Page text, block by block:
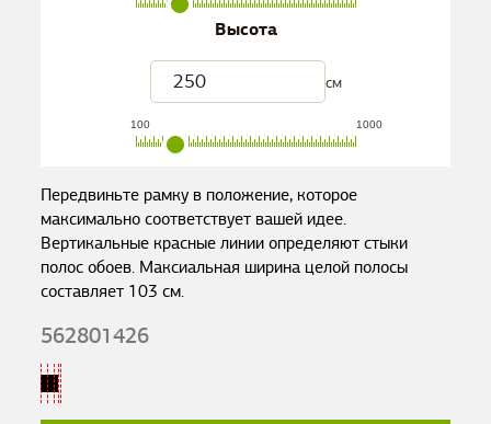
Высота
см
100 1000
Передвиньте рамку в положение, которое
максимально соответствует вашей идее.
Вертикальные красные линии определяют стыки
полос обоев. Максиальная ширина целой полосы
составляет 103 см.
562801426